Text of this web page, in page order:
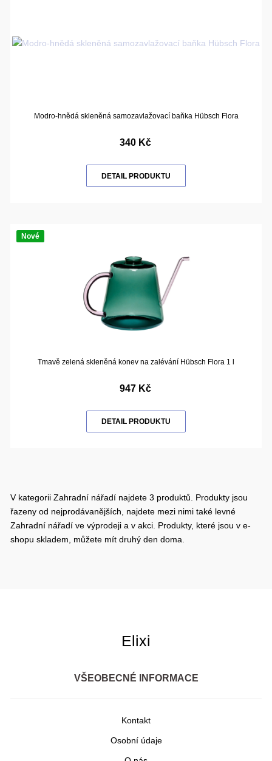
Modro-hnědá skleněná samozavlažovací baňka Hübsch Flora
340 Kč
DETAIL PRODUKTU
Nové
Tmavě zelená skleněná konev na zalévání Hübsch Flora 1 l
947 Kč
DETAIL PRODUKTU
V kategorii Zahradní nářadí najdete 3 produktů. Produkty jsou
řazeny od nejprodávanějších, najdete mezi nimi také levné
Zahradní nářadí ve výprodeji a v akci. Produkty, které jsou v e-
shopu skladem, můžete mít druhý den doma.
Elixi
VŠEOBECNÉ INFORMACE
Kontakt
Osobní údaje